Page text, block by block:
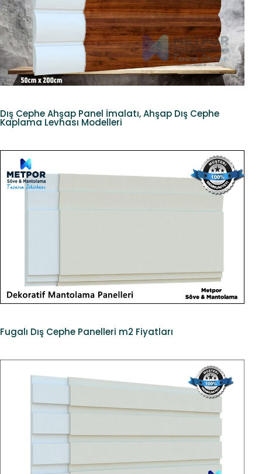
Dış Cephe Ahşap Panel İmalatı, Ahşap Dış Cephe
Kaplama Levhası Modelleri
Fugalı Dış Cephe Panelleri m2 Fiyatları